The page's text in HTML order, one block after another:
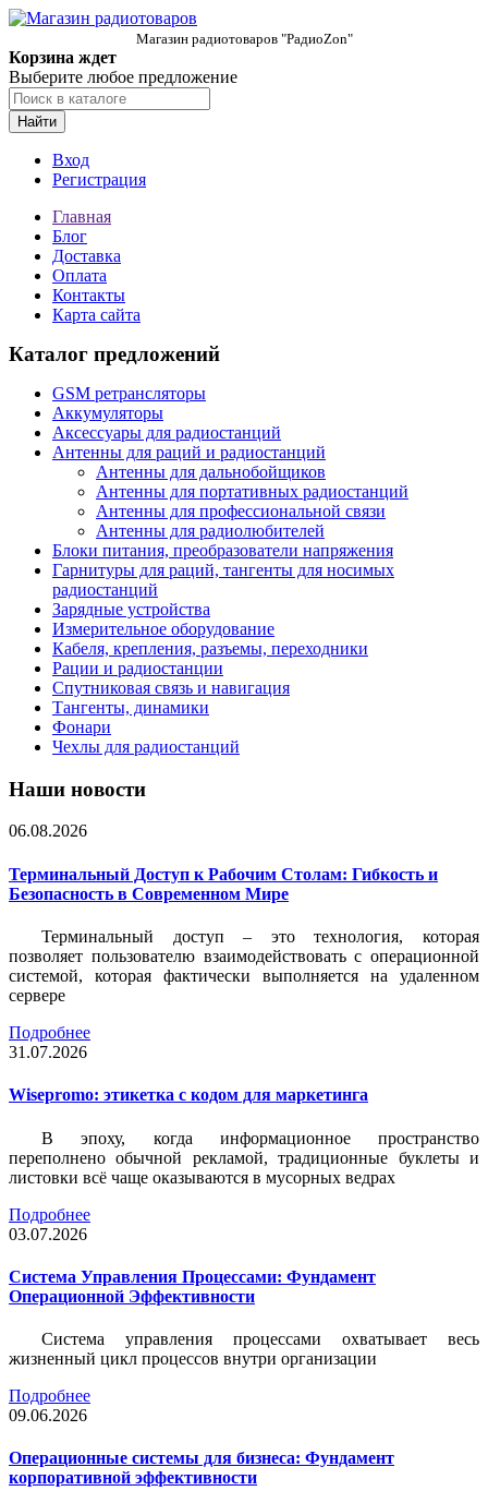
Магазин радиотоваров "РадиоZon"
Корзина ждет
Выберите любое предложение
Найти
Вход
Регистрация
Главная
Блог
Доставка
Оплата
Контакты
Карта сайта
Каталог предложений
GSM ретрансляторы
Аккумуляторы
Аксессуары для радиостанций
Антенны для раций и радиостанций
Антенны для дальнобойщиков
Антенны для портативных радиостанций
Антенны для профессиональной связи
Антенны для радиолюбителей
Блоки питания, преобразователи напряжения
Гарнитуры для раций, тангенты для носимых
радиостанций
Зарядные устройства
Измерительное оборудование
Кабеля, крепления, разъемы, переходники
Рации и радиостанции
Спутниковая связь и навигация
Тангенты, динамики
Фонари
Чехлы для радиостанций
Наши новости
06.08.2026
Терминальный Доступ к Рабочим Столам: Гибкость и
Безопасность в Современном Мире
Терминальный доступ – это технология, которая
позволяет пользователю взаимодействовать с операционной
системой, которая фактически выполняется на удаленном
сервере
Подробнее
31.07.2026
Wisepromo: этикетка c кодом для маркетинга
В эпоху, когда информационное пространство
переполнено обычной рекламой, традиционные буклеты и
листовки всё чаще оказываются в мусорных ведрах
Подробнее
03.07.2026
Система Управления Процессами: Фундамент
Операционной Эффективности
Система управления процессами охватывает весь
жизненный цикл процессов внутри организации
Подробнее
09.06.2026
Операционные системы для бизнеса: Фундамент
корпоративной эффективности